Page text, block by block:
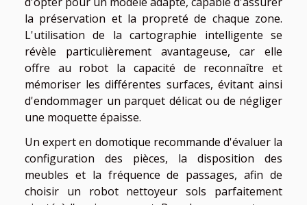
la préservation et la propreté de chaque zone.
L'utilisation de la cartographie intelligente se
révèle particulièrement avantageuse, car elle
offre au robot la capacité de reconnaître et
mémoriser les différentes surfaces, évitant ainsi
d'endommager un parquet délicat ou de négliger
une moquette épaisse.
Un expert en domotique recommande d'évaluer la
configuration des pièces, la disposition des
meubles et la fréquence de passages, afin de
choisir un robot nettoyeur sols parfaitement